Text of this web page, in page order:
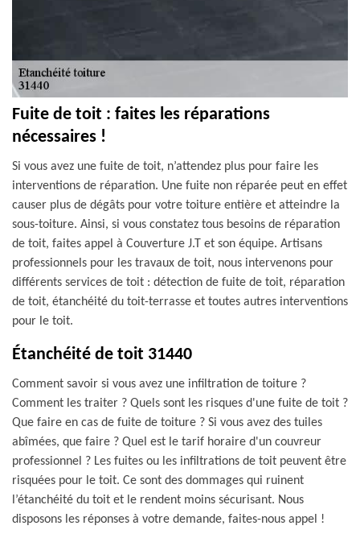
Fuite de toit : faites les réparations
nécessaires !
Si vous avez une fuite de toit, n’attendez plus pour faire les
interventions de réparation. Une fuite non réparée peut en effet
causer plus de dégâts pour votre toiture entière et atteindre la
sous-toiture. Ainsi, si vous constatez tous besoins de réparation
de toit, faites appel à Couverture J.T et son équipe. Artisans
professionnels pour les travaux de toit, nous intervenons pour
différents services de toit : détection de fuite de toit, réparation
de toit, étanchéité du toit-terrasse et toutes autres interventions
pour le toit.
Étanchéité de toit 31440
Comment savoir si vous avez une infiltration de toiture ?
Comment les traiter ? Quels sont les risques d'une fuite de toit ?
Que faire en cas de fuite de toiture ? Si vous avez des tuiles
abîmées, que faire ? Quel est le tarif horaire d'un couvreur
professionnel ? Les fuites ou les infiltrations de toit peuvent être
risquées pour le toit. Ce sont des dommages qui ruinent
l’étanchéité du toit et le rendent moins sécurisant. Nous
disposons les réponses à votre demande, faites-nous appel !